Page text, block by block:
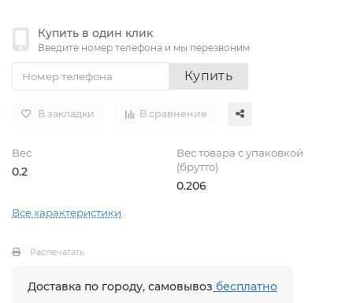
Купить в один клик
Введите номер телефона и мы перезвоним
Купить
В закладки В сравнение
Вес
0.2
Вес товара с упаковкой
(брутто)
0.206
Все характеристики
Распечатать
Доставка по городу, самовывоз бесплатно